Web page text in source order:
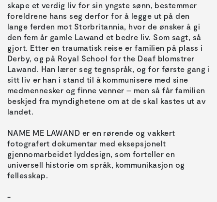
skape et verdig liv for sin yngste sønn, bestemmer
foreldrene hans seg derfor for å legge ut på den
lange ferden mot Storbritannia, hvor de ønsker å gi
den fem år gamle Lawand et bedre liv. Som sagt, så
gjort. Etter en traumatisk reise er familien på plass i
Derby, og på Royal School for the Deaf blomstrer
Lawand. Han lærer seg tegnspråk, og for første gang i
sitt liv er han i stand til å kommunisere med sine
medmennesker og finne venner – men så får familien
beskjed fra myndighetene om at de skal kastes ut av
landet.
NAME ME LAWAND er en rørende og vakkert
fotografert dokumentar med eksepsjonelt
gjennomarbeidet lyddesign, som forteller en
universell historie om språk, kommunikasjon og
fellesskap.